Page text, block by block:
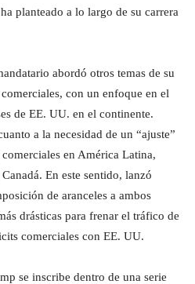
planteado a lo largo de su carrera
abordó otros temas de su
con un enfoque en el
de EE. UU. en el continente.
a la necesidad de un “ajuste”
en América Latina,
En este sentido, lanzó
de aranceles a ambos
drásticas para frenar el tráfico de
comerciales con EE. UU.
se inscribe dentro de una serie